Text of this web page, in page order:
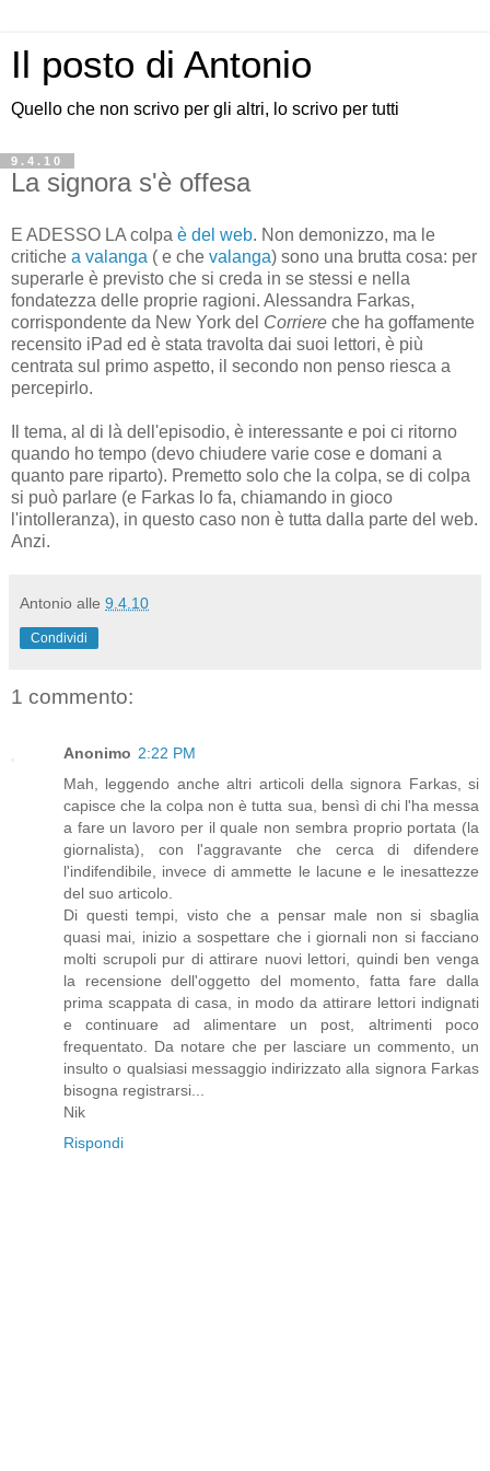
Il posto di Antonio
Quello che non scrivo per gli altri, lo scrivo per tutti
9.4.10
La signora s'è offesa
E ADESSO LA colpa è del web. Non demonizzo, ma le
critiche a valanga ( e che valanga) sono una brutta cosa: per
superarle è previsto che si creda in se stessi e nella
fondatezza delle proprie ragioni. Alessandra Farkas,
corrispondente da New York del Corriere che ha goffamente
recensito iPad ed è stata travolta dai suoi lettori, è più
centrata sul primo aspetto, il secondo non penso riesca a
percepirlo.
Il tema, al di là dell'episodio, è interessante e poi ci ritorno
quando ho tempo (devo chiudere varie cose e domani a
quanto pare riparto). Premetto solo che la colpa, se di colpa
si può parlare (e Farkas lo fa, chiamando in gioco
l'intolleranza), in questo caso non è tutta dalla parte del web.
Anzi.
Antonio alle 9.4.10
Condividi
1 commento:
Anonimo 2:22 PM
Mah, leggendo anche altri articoli della signora Farkas, si
capisce che la colpa non è tutta sua, bensì di chi l'ha messa
a fare un lavoro per il quale non sembra proprio portata (la
giornalista), con l'aggravante che cerca di difendere
l'indifendibile, invece di ammette le lacune e le inesattezze
del suo articolo.
Di questi tempi, visto che a pensar male non si sbaglia
quasi mai, inizio a sospettare che i giornali non si facciano
molti scrupoli pur di attirare nuovi lettori, quindi ben venga
la recensione dell'oggetto del momento, fatta fare dalla
prima scappata di casa, in modo da attirare lettori indignati
e continuare ad alimentare un post, altrimenti poco
frequentato. Da notare che per lasciare un commento, un
insulto o qualsiasi messaggio indirizzato alla signora Farkas
bisogna registrarsi...
Nik
Rispondi